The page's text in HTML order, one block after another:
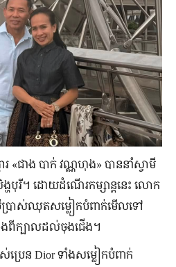
«ជាង បាក់ វណ្ណហុង» បាន​នាំ​ស្វាមី
បុរី។ ដោយ​ដំណើរ​កម្សាន្ត​នេះ លោក
ប្រាស់​ឈុត​សម្លៀកបំពាក់​មើល​ទៅ​
ាំងពី​ក្បាល​ដល់​ចុង​ជើង។
រេន Dior ទាំង​សម្លៀកបំពាក់